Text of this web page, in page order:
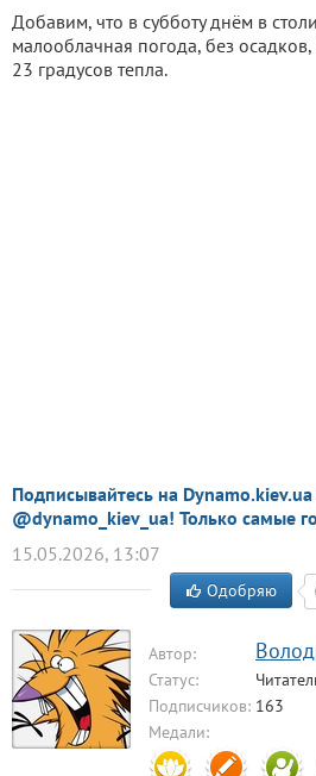
Добавим, что в субботу днём в
малооблачная погода, без
23 градусов тепла.
Подписывайтесь на
@dynamo_kiev_ua! Только самые
15.05.2026, 13:07
Одобряю
Автор:
Статус:
Подписчиков: 163
Медали: